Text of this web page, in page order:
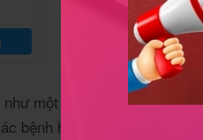
như một công ty dược phẩm
bệnh hiếm gặp.